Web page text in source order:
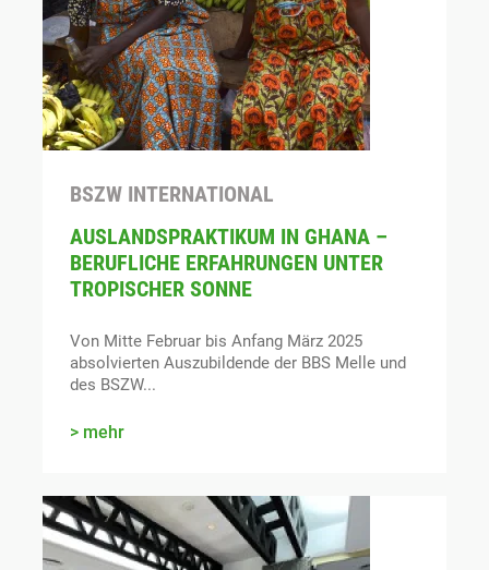
BSZW INTERNATIONAL
AUSLANDSPRAKTIKUM IN GHANA –
BERUFLICHE ERFAHRUNGEN UNTER
TROPISCHER SONNE
Von Mitte Februar bis Anfang März 2025
absolvierten Auszubildende der BBS Melle und
des BSZW...
mehr